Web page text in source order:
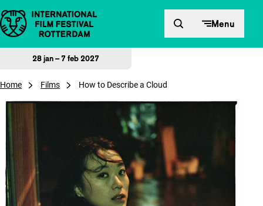
Direct naar inhoud Menu
28 jan – 7 feb 2027
Home Films How to Describe a Cloud